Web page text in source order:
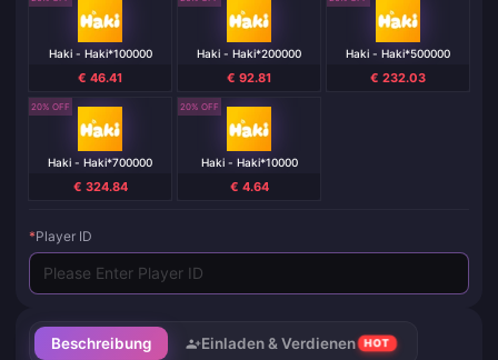
Beschreibung Einladen & Verdienen HOT
Haki - Haki*100000
€ 46.41
Haki - Haki*200000
€ 92.81
Haki - Haki*500000
€ 232.03
20% OFF
Haki - Haki*700000
€ 324.84
20% OFF
Haki - Haki*10000
€ 4.64
*Player ID